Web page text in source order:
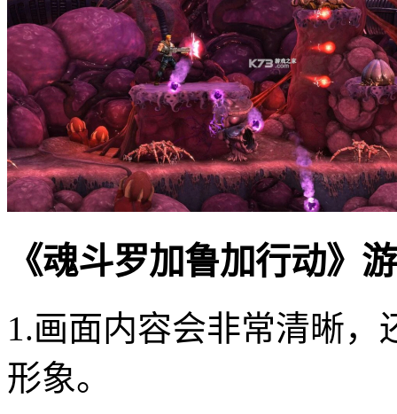
《魂斗罗加鲁加行动》
1.画面内容会非常清晰
形象。